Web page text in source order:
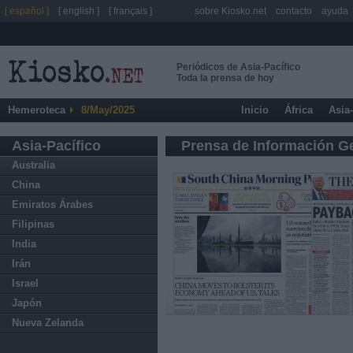
Periódicos de Asia-Pacífico
Toda la prensa de hoy
Hemeroteca 8/May/2025 Inicio África
Asia-Pacífico
Australia
China
Emiratos Árabes
Filipinas
India
Irán
Israel
Japón
Nueva Zelanda
Prensa de Información
[ español ] [ english ] [ français ] sobre Kiosko.net contacto ayuda